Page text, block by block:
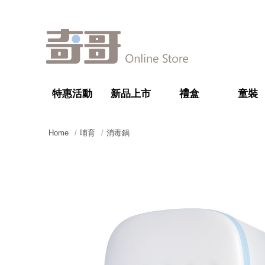
特惠活動 新品上市 禮盒 童裝
Home 哺育 消毒鍋